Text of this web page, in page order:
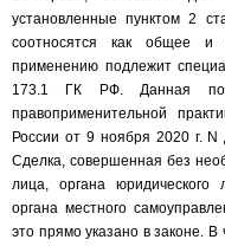
установленные пунктом 2
соотносятся как общее и
применению подлежит
173.1 ГК РФ. Данная
правоприменительной
России от 9 ноября 2020 г.
Сделка, совершенная без
лица, органа юридического
органа местного
это прямо указано в законе. В